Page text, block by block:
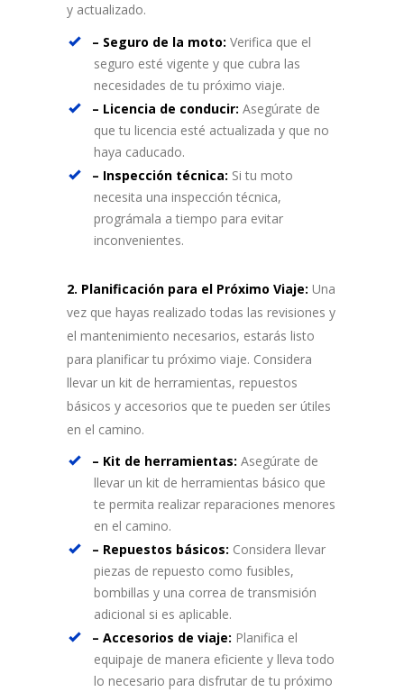
y actualizado.
– Seguro de la moto: Verifica que el
seguro esté vigente y que cubra las
necesidades de tu próximo viaje.
– Licencia de conducir: Asegúrate de
que tu licencia esté actualizada y que no
haya caducado.
– Inspección técnica: Si tu moto
necesita una inspección técnica,
prográmala a tiempo para evitar
inconvenientes.
2. Planificación para el Próximo Viaje: Una
vez que hayas realizado todas las revisiones y
el mantenimiento necesarios, estarás listo
para planificar tu próximo viaje. Considera
llevar un kit de herramientas, repuestos
básicos y accesorios que te pueden ser útiles
en el camino.
– Kit de herramientas: Asegúrate de
llevar un kit de herramientas básico que
te permita realizar reparaciones menores
en el camino.
– Repuestos básicos: Considera llevar
piezas de repuesto como fusibles,
bombillas y una correa de transmisión
adicional si es aplicable.
– Accesorios de viaje: Planifica el
equipaje de manera eficiente y lleva todo
lo necesario para disfrutar de tu próximo